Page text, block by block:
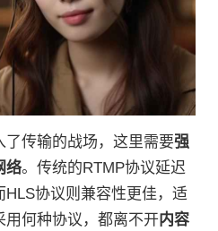
了传输的战场，这里需要强
络。传统的RTMP协议延迟
协议则兼容性更佳，适
用何种协议，都离不开内容